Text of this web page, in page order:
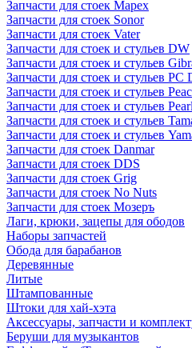
Запчасти для стоек Mapex
Запчасти для стоек Sonor
Запчасти для стоек Vater
Запчасти для стоек и стульев DW
Запчасти для стоек и стульев
Запчасти для стоек и стульев PC
Запчасти для стоек и стульев
Запчасти для стоек и стульев Pearl
Запчасти для стоек и стульев
Запчасти для стоек и стульев
Запчасти для стоек Danmar
Запчасти для стоек DDS
Запчасти для стоек Grig
Запчасти для стоек No Nuts
Запчасти для стоек Мозеръ
Лаги, крюки, зацепы для ободов
Наборы запчастей
Обода для барабанов
Деревянные
Литые
Штампованные
Штоки для хай-хэта
Аксессуары, запчасти и
Беруши для музыкантов